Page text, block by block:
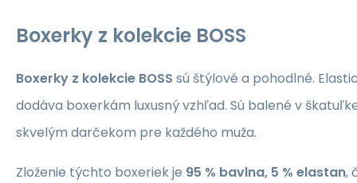
Boxerky z kolekcie BOSS
Boxerky z kolekcie BOSS sú štýlové a pohodlné.
dodáva boxerkám luxusný vzhľad. Sú balené v
skvelým darčekom pre každého muža.
Zloženie týchto boxeriek je 95 % bavlna, 5 % elastan,